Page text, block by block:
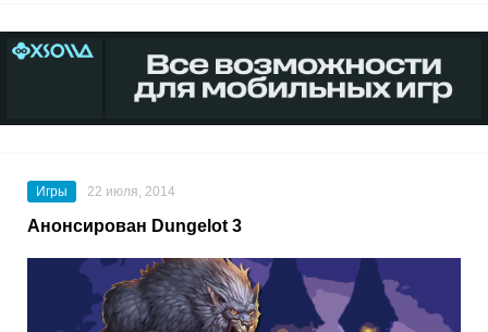
Игры 22 июля, 2014
Анонсирован Dungelot 3